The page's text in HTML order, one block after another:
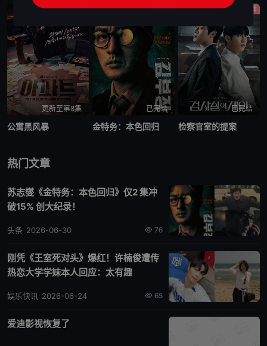
剧情
更新至第8集
公寓黑风暴
剧情
已完结
金特务：本色回归
剧情
已完结
检察官室的提案
热门文章
苏志燮《金特务：本色回归》仅2 集冲
破15% 创大纪录！
76
头条 2026-06-30
刚凭《王室死对头》爆红！许楠俊遭传
热恋大学学妹本人回应：太有趣
65
娱乐快讯 2026-06-24
爱迪影视恢复了